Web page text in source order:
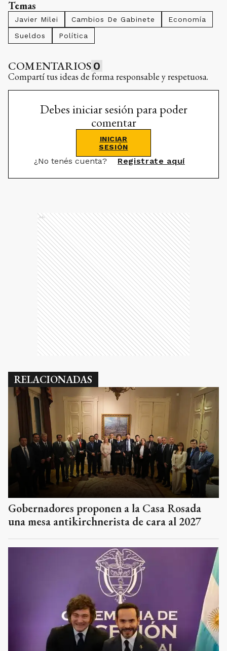
Temas
Javier Milei Cambios De Gabinete
Economía
Sueldos
Política
COMENTARIOS 0
Compartí tus ideas de forma responsable y respetuosa.
Debes iniciar sesión para poder
comentar
INICIAR
SESIÓN
¿No tenés cuenta? Registrate aquí
Ads
RELACIONADAS
Gobernadores proponen a la Casa Rosada
una mesa antikirchnerista de cara al 2027